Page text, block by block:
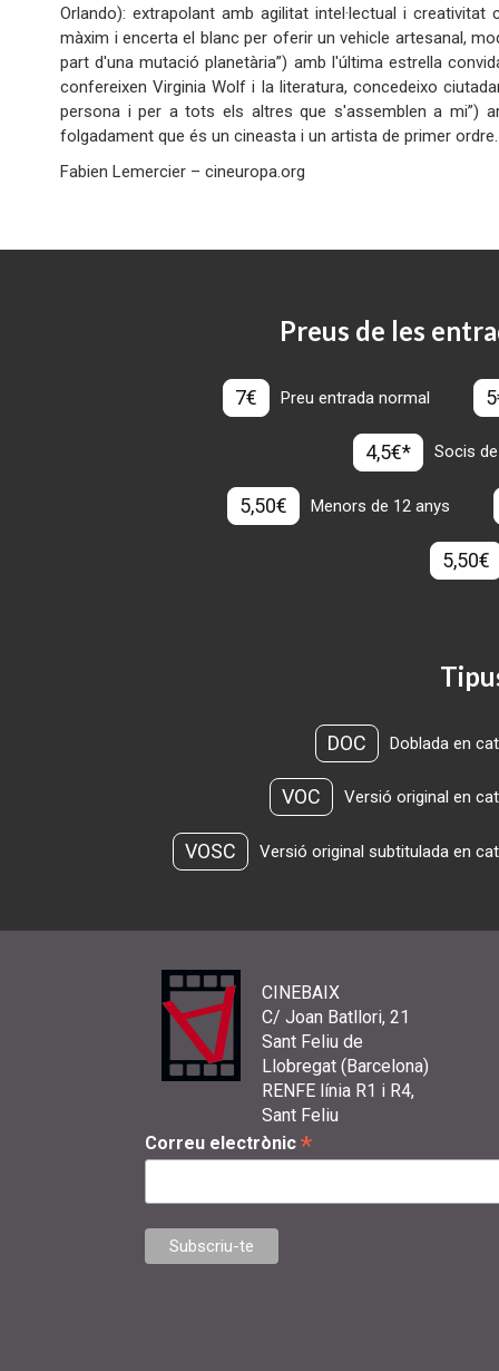
Orlando): extrapolant amb agilitat intel·lectual i
màxim i encerta el blanc per oferir un vehicle artesanal,
part d'una mutació planetària”) amb l'última estrella
confereixen Virginia Wolf i la literatura, concedeixo
persona i per a tots els altres que s'assemblen a mi”)
folgadament que és un cineasta i un artista de primer ordre.
Fabien Lemercier – cineuropa.org
Preus de les
7€ Preu entrada normal
4,5€* Socis
5,50€ Menors de 12 anys
5,50€
DOC Doblada en
VOC Versió original en
VOSC Versió original subtitulada en
CINEBAIX
C/ Joan Batllori, 21
Sant Feliu de
Llobregat (Barcelona)
RENFE línia R1 i R4,
Sant Feliu
Correu electrònic *